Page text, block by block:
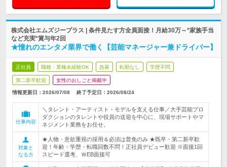
株式会社エムズジープラス | 条件見たす方全員面接！月給30万～*家族手当
など充実*賞与年2回
★憧れのエンタメ業界で働く【芸能マネージャー兼ドライバー】
正社員 職種・業種未経験OK 急募 転勤なし 学歴不問
第二新卒歓迎 女性のおしごと掲載中
情報更新日：2026/07/08 終了予定日： 2026/08/24
仕事内容
＼タレント・アーティスト・モデルを支える仕事／大手芸能プロ
ダクションのタレントや役員の送迎を中心に、現場サポートやマ
ネジメント業務をお任せ。
対象と
なる方
★人物・意欲重視の採用＆必須は普免のみ ★既卒・第二新卒歓
迎！年齢・学歴・転職回数不問！正社員デビュー歓迎 ※面接1回
スピード選考、ＷEB面接可